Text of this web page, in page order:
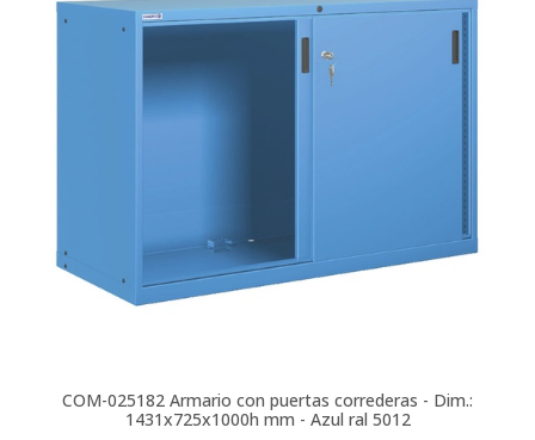
COM-025182 Armario con puertas correderas - Dim.:
1431x725x1000h mm - Azul ral 5012